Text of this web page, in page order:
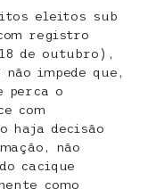
eleitos sub
registro
de outubro),
impede que,
perca o
com
haja decisão
não
cacique
como